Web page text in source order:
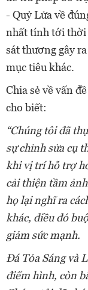
- Quỷ Lửa về
nhất tính tới thời
sát thương gây
mục tiêu khác.
Chia sẻ về vấn
cho biết:
“Chúng tôi đã
sự chỉnh sửa cụ
khi vị trí hỗ trợ
cải thiện tầm
họ lại nghĩ ra
khác, điều đó
giảm sức mạnh.
Đá Tỏa Sáng và
điểm hình, còn